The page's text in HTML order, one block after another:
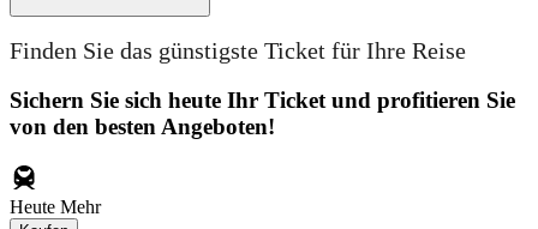
Finden Sie das günstigste Ticket für Ihre Reise
Sichern Sie sich heute Ihr Ticket und profitieren Sie
von den besten Angeboten!
Heute Mehr